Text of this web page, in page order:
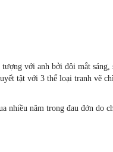
với anh bởi đôi mắt
tật với 3 thể loại tranh vẽ
năm trong đau đớn do